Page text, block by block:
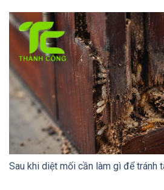
Sau khi diệt mối cần làm gì để tránh